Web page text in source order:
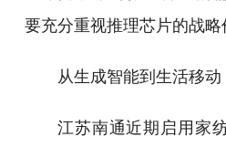
要充分重视推理芯片的战略
从生成智能到生活移动
江苏南通近期启用家